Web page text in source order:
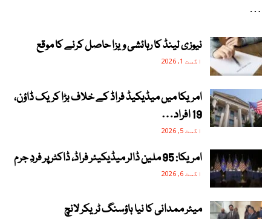
…
نیوزی لینڈ کا رہائشی ویزا حاصل کرنے کا موقع
اگست 1, 2026
امریکا میں میڈیکیڈ فراڈ کے خلاف بڑا کریک ڈاؤن،
19 افراد…
اگست 5, 2026
امریکا: 95 ملین ڈالر میڈیکیئر فراڈ، ڈاکٹر پر فردِ جرم
اگست 6, 2026
میئر ممدانی کا نیا ہاؤسنگ ٹریکر لانچ